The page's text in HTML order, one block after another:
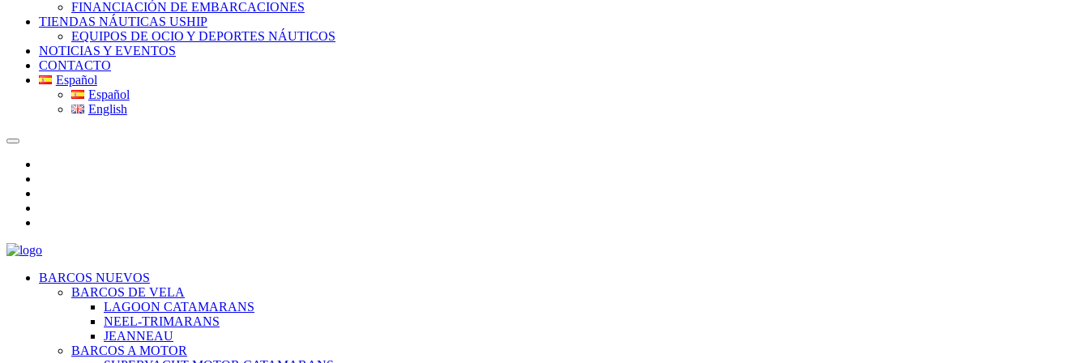
FINANCIACIÓN DE EMBARCACIONES
TIENDAS NÁUTICAS USHIP
EQUIPOS DE OCIO Y DEPORTES NÁUTICOS
NOTICIAS Y EVENTOS
CONTACTO
Español
Español
English
BARCOS NUEVOS
BARCOS DE VELA
LAGOON CATAMARANS
NEEL-TRIMARANS
JEANNEAU
BARCOS A MOTOR